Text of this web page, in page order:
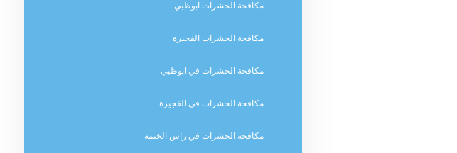
مكافحة الحشرات ابوظبي
مكافحة الحشرات الفجيرة
مكافحة الحشرات في ابوظبي
مكافحة الحشرات في الفجيرة
مكافحة الحشرات في راس الخيمة